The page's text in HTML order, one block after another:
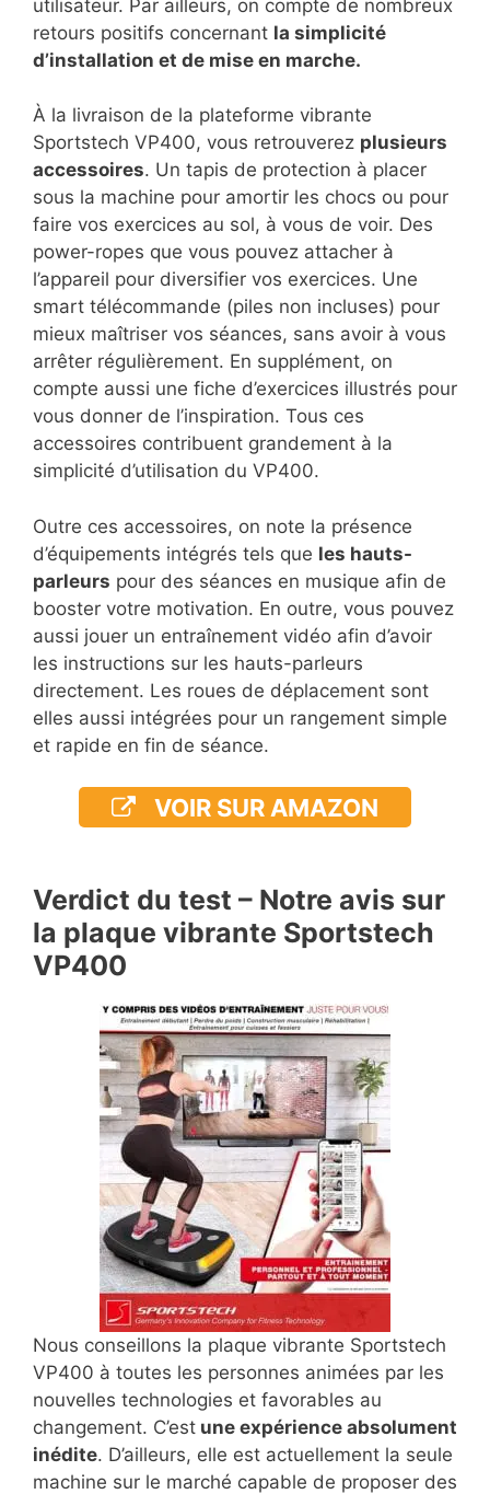
utilisateur. Par ailleurs, on compte de nombreux
retours positifs concernant la simplicité
d’installation et de mise en marche.
À la livraison de la plateforme vibrante
Sportstech VP400, vous retrouverez plusieurs
accessoires. Un tapis de protection à placer
sous la machine pour amortir les chocs ou pour
faire vos exercices au sol, à vous de voir. Des
power-ropes que vous pouvez attacher à
l’appareil pour diversifier vos exercices. Une
smart télécommande (piles non incluses) pour
mieux maîtriser vos séances, sans avoir à vous
arrêter régulièrement. En supplément, on
compte aussi une fiche d’exercices illustrés pour
vous donner de l’inspiration. Tous ces
accessoires contribuent grandement à la
simplicité d’utilisation du VP400.
Outre ces accessoires, on note la présence
d’équipements intégrés tels que les hauts-
parleurs pour des séances en musique afin de
booster votre motivation. En outre, vous pouvez
aussi jouer un entraînement vidéo afin d’avoir
les instructions sur les hauts-parleurs
directement. Les roues de déplacement sont
elles aussi intégrées pour un rangement simple
et rapide en fin de séance.
VOIR SUR AMAZON
Verdict du test – Notre avis sur
la plaque vibrante Sportstech
VP400
Nous conseillons la plaque vibrante Sportstech
VP400 à toutes les personnes animées par les
nouvelles technologies et favorables au
changement. C’est une expérience absolument
inédite. D’ailleurs, elle est actuellement la seule
machine sur le marché capable de proposer des